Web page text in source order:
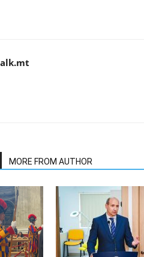
MORE FROM AUTHOR